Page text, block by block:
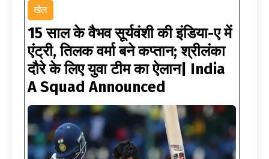
खेल
15 साल के वैभव सूर्यवंशी की इंडिया-ए में
एंट्री, तिलक वर्मा बने कप्तान; श्रीलंका
दौरे के लिए युवा टीम का ऐलान| India
A Squad Announced